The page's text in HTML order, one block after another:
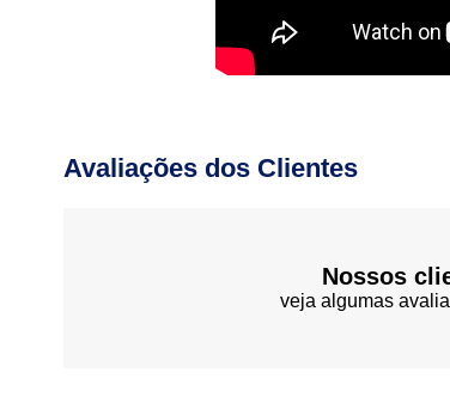
Avaliações dos Clientes
Nossos
veja algumas